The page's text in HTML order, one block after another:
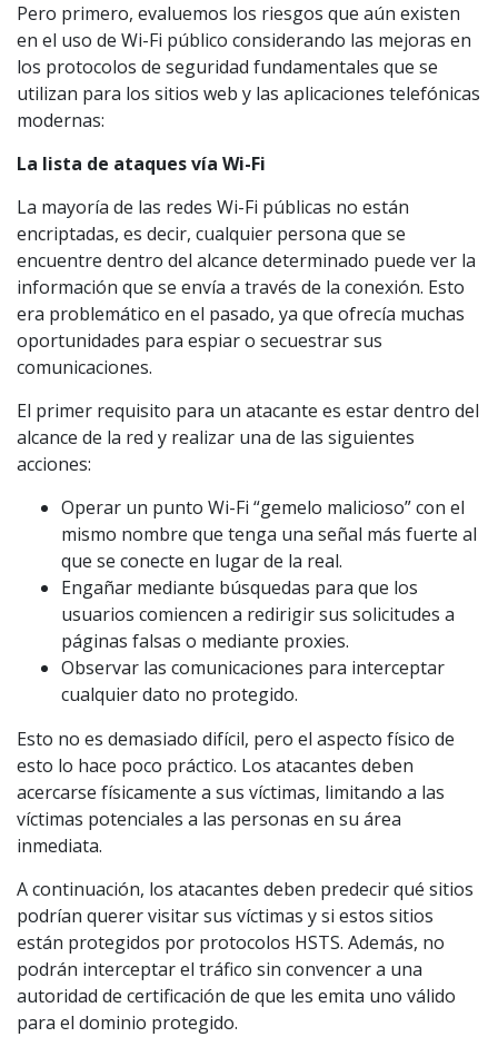
Pero primero, evaluemos los riesgos que aún existen
en el uso de Wi-Fi público considerando las mejoras en
los protocolos de seguridad fundamentales que se
utilizan para los sitios web y las aplicaciones telefónicas
modernas:
La lista de ataques vía Wi-Fi
La mayoría de las redes Wi-Fi públicas no están
encriptadas, es decir, cualquier persona que se
encuentre dentro del alcance determinado puede ver la
información que se envía a través de la conexión. Esto
era problemático en el pasado, ya que ofrecía muchas
oportunidades para espiar o secuestrar sus
comunicaciones.
El primer requisito para un atacante es estar dentro del
alcance de la red y realizar una de las siguientes
acciones:
Operar un punto Wi-Fi “gemelo malicioso” con el
mismo nombre que tenga una señal más fuerte al
que se conecte en lugar de la real.
Engañar mediante búsquedas para que los
usuarios comiencen a redirigir sus solicitudes a
páginas falsas o mediante proxies.
Observar las comunicaciones para interceptar
cualquier dato no protegido.
Esto no es demasiado difícil, pero el aspecto físico de
esto lo hace poco práctico. Los atacantes deben
acercarse físicamente a sus víctimas, limitando a las
víctimas potenciales a las personas en su área
inmediata.
A continuación, los atacantes deben predecir qué sitios
podrían querer visitar sus víctimas y si estos sitios
están protegidos por protocolos HSTS. Además, no
podrán interceptar el tráfico sin convencer a una
autoridad de certificación de que les emita uno válido
para el dominio protegido.